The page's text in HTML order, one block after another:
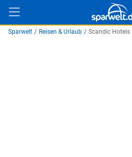
Sparwelt / Reisen & Urlaub / Scandic Hotels